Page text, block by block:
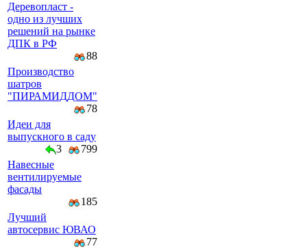
Деревопласт -
одно из лучших
решений на рынке
ДПК в РФ
88
Производство
шатров
"ПИРАМИДДОМ"
78
Идеи для
выпускного в саду
3
799
Навесные
вентилируемые
фасады
185
Лучший
автосервис ЮВАО
77